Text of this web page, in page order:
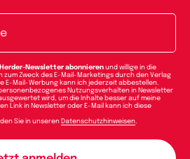
Newsletter abonnieren und willige in die
Zweck des E-Mail-Marketings durch den Verlag
E-Mail-Werbung kann ich jederzeit abbestellen.
Nutzungsverhalten in Newsletter
wird, um die Inhalte besser auf meine
Link in Newsletter oder E-Mail kann ich diese
Sie in unseren Datenschutzhinweisen.